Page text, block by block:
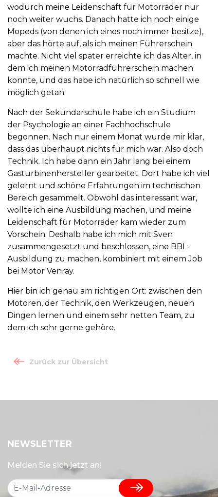
wodurch meine Leidenschaft für Motorräder nur
noch weiter wuchs. Danach hatte ich noch einige
Mopeds (von denen ich eines noch immer besitze),
aber das hörte auf, als ich meinen Führerschein
machte. Nicht viel später erreichte ich das Alter, in
dem ich meinen Motorradführerschein machen
konnte, und das habe ich natürlich so schnell wie
möglich getan.
Nach der Sekundarschule habe ich ein Studium
der Psychologie an einer Fachhochschule
begonnen. Nach nur einem Monat wurde mir klar,
dass das überhaupt nichts für mich war. Also doch
Technik. Ich habe dann ein Jahr lang bei einem
Gasturbinenhersteller gearbeitet. Dort habe ich viel
gelernt und schöne Erfahrungen im technischen
Bereich gesammelt. Obwohl das interessant war,
wollte ich eine Ausbildung machen, und meine
Leidenschaft für Motorräder kam wieder zum
Vorschein. Deshalb habe ich mich mit Sven
zusammengesetzt und beschlossen, eine BBL-
Ausbildung zu machen, kombiniert mit einem Job
bei Motor Venray.
Hier bin ich genau am richtigen Ort: zwischen den
Motoren, der Technik, den Werkzeugen, neuen
Dingen lernen und einem sehr netten Team, zu
dem ich sehr gerne gehöre.
Zurück zur Übersicht
NEWSLETTER
Melden Sie sich jetzt an!